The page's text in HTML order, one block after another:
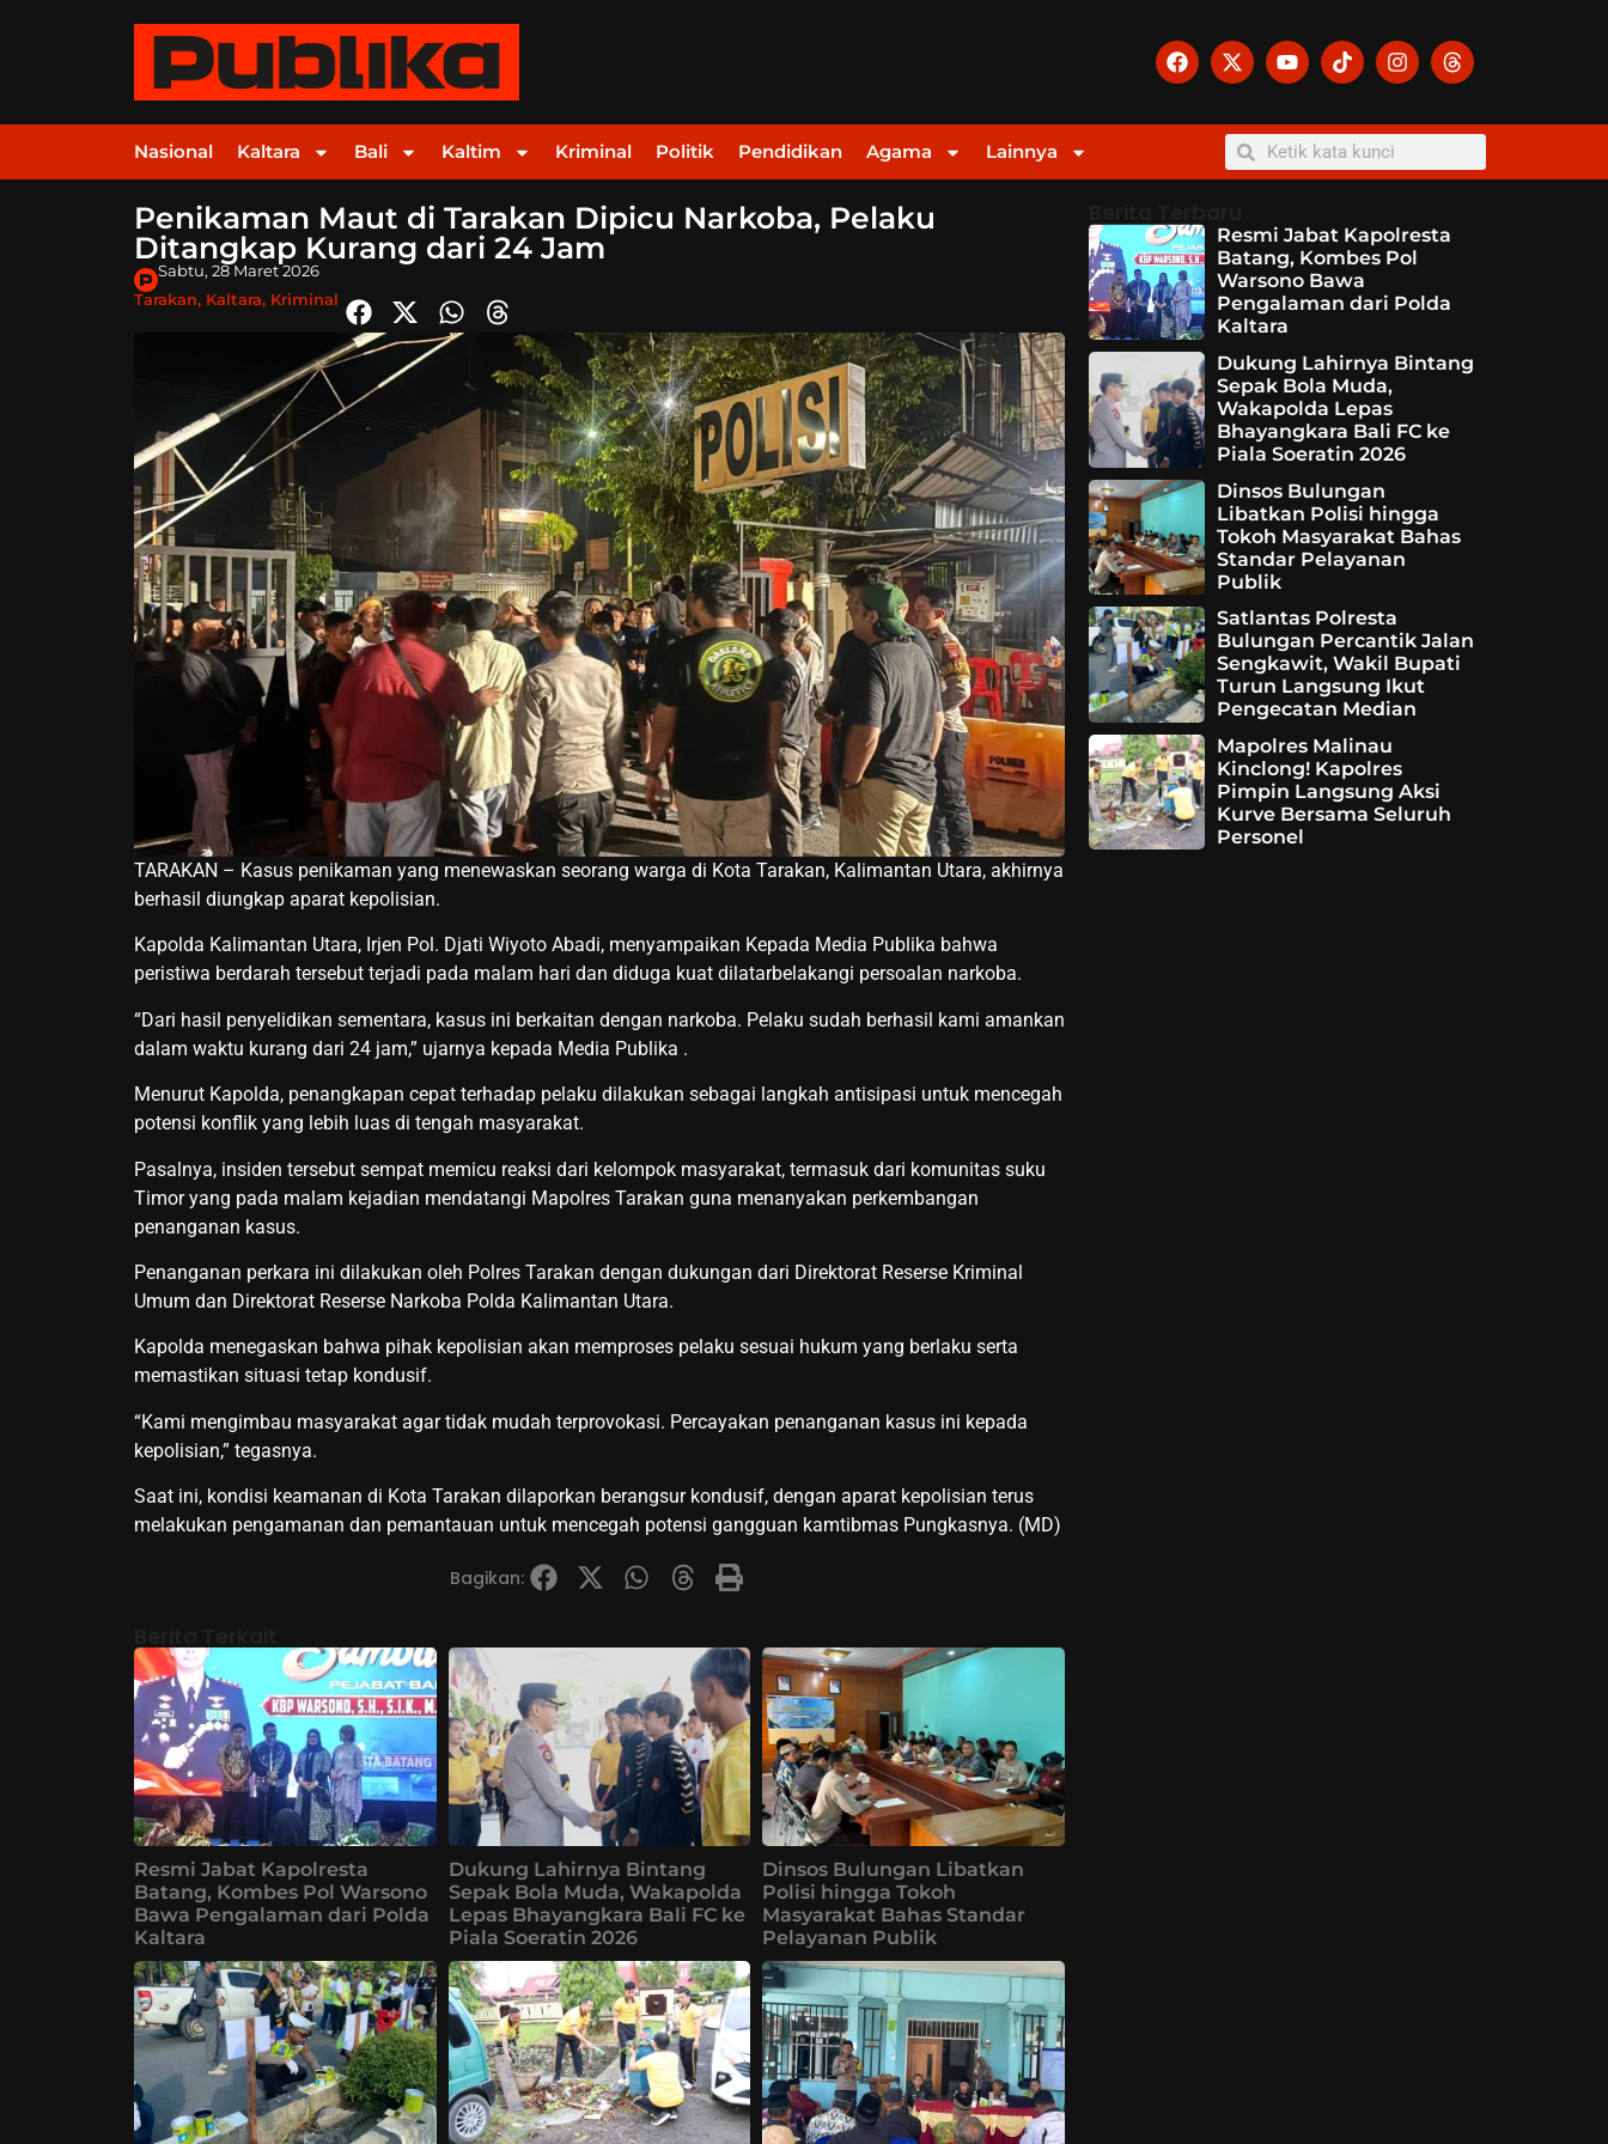
Nasional Kaltara Bali Kaltim Kriminal Politik Pendidikan Agama Lainnya
Penikaman Maut di Tarakan Dipicu Narkoba, Pelaku
Ditangkap Kurang dari 24 Jam
Sabtu, 28 Maret 2026
Tarakan, Kaltara, Kriminal
TARAKAN – Kasus penikaman yang menewaskan seorang warga di Kota Tarakan, Kalimantan Utara, akhirnya
berhasil diungkap aparat kepolisian.
Kapolda Kalimantan Utara, Irjen Pol. Djati Wiyoto Abadi, menyampaikan Kepada Media Publika bahwa
peristiwa berdarah tersebut terjadi pada malam hari dan diduga kuat dilatarbelakangi persoalan narkoba.
“Dari hasil penyelidikan sementara, kasus ini berkaitan dengan narkoba. Pelaku sudah berhasil kami amankan
dalam waktu kurang dari 24 jam,” ujarnya kepada Media Publika .
Menurut Kapolda, penangkapan cepat terhadap pelaku dilakukan sebagai langkah antisipasi untuk mencegah
potensi konflik yang lebih luas di tengah masyarakat.
Pasalnya, insiden tersebut sempat memicu reaksi dari kelompok masyarakat, termasuk dari komunitas suku
Timor yang pada malam kejadian mendatangi Mapolres Tarakan guna menanyakan perkembangan
penanganan kasus.
Penanganan perkara ini dilakukan oleh Polres Tarakan dengan dukungan dari Direktorat Reserse Kriminal
Umum dan Direktorat Reserse Narkoba Polda Kalimantan Utara.
Kapolda menegaskan bahwa pihak kepolisian akan memproses pelaku sesuai hukum yang berlaku serta
memastikan situasi tetap kondusif.
“Kami mengimbau masyarakat agar tidak mudah terprovokasi. Percayakan penanganan kasus ini kepada
kepolisian,” tegasnya.
Saat ini, kondisi keamanan di Kota Tarakan dilaporkan berangsur kondusif, dengan aparat kepolisian terus
melakukan pengamanan dan pemantauan untuk mencegah potensi gangguan kamtibmas Pungkasnya. (MD)
Bagikan:
Resmi Jabat Kapolresta
Batang, Kombes Pol Warsono
Bawa Pengalaman dari Polda
Kaltara
Dukung Lahirnya Bintang
Sepak Bola Muda, Wakapolda
Lepas Bhayangkara Bali FC ke
Piala Soeratin 2026
Dinsos Bulungan Libatkan
Polisi hingga Tokoh
Masyarakat Bahas Standar
Pelayanan Publik
Resmi Jabat Kapolresta
Batang, Kombes Pol
Warsono Bawa
Pengalaman dari Polda
Kaltara
Dukung Lahirnya Bintang
Sepak Bola Muda,
Wakapolda Lepas
Bhayangkara Bali FC ke
Piala Soeratin 2026
Dinsos Bulungan
Libatkan Polisi hingga
Tokoh Masyarakat Bahas
Standar Pelayanan
Publik
Satlantas Polresta
Bulungan Percantik Jalan
Sengkawit, Wakil Bupati
Turun Langsung Ikut
Pengecatan Median
Mapolres Malinau
Kinclong! Kapolres
Pimpin Langsung Aksi
Kurve Bersama Seluruh
Personel